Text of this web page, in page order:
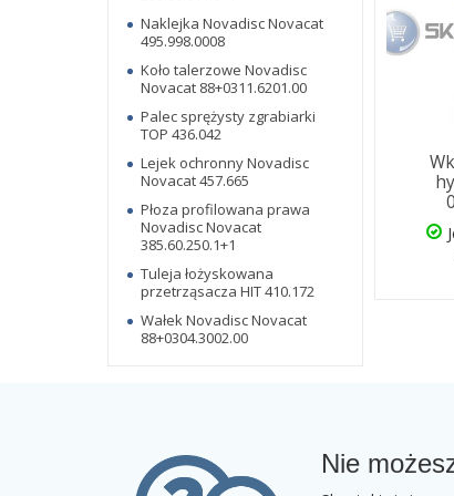
Naklejka Novadisc Novacat
495.998.0008
Koło talerzowe Novadisc
Novacat 88+0311.6201.00
Palec sprężysty zgrabiarki
TOP 436.042
Lejek ochronny Novadisc
Novacat 457.665
Płoza profilowana prawa
Novadisc Novacat
385.60.250.1+1
Tuleja łożyskowana
przetrząsacza HIT 410.172
Wałek Novadisc Novacat
88+0304.3002.00
Nie